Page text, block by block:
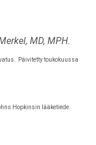
MD, MPH.
Päivitetty toukokuussa
Hopkinsin lääketiede.